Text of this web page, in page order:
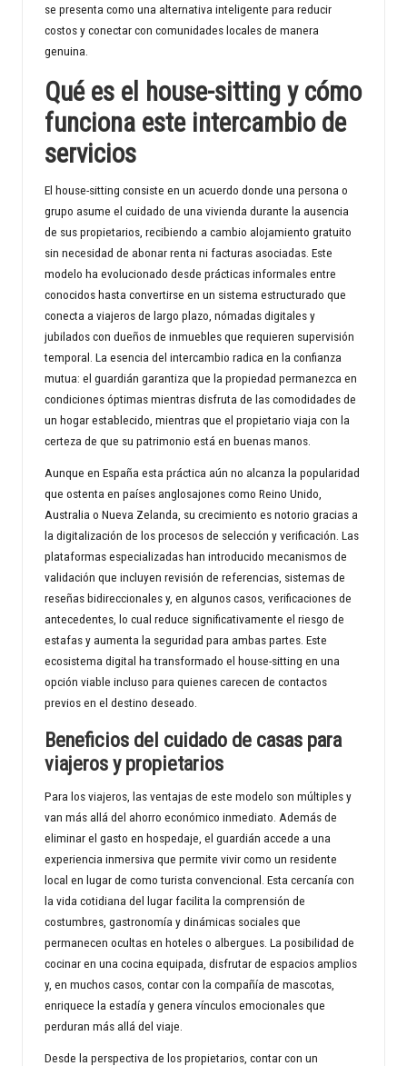
se presenta como una alternativa inteligente para reducir
costos y conectar con comunidades locales de manera
genuina.
Qué es el house-sitting y cómo
funciona este intercambio de
servicios
El house-sitting consiste en un acuerdo donde una persona o
grupo asume el cuidado de una vivienda durante la ausencia
de sus propietarios, recibiendo a cambio alojamiento gratuito
sin necesidad de abonar renta ni facturas asociadas. Este
modelo ha evolucionado desde prácticas informales entre
conocidos hasta convertirse en un sistema estructurado que
conecta a viajeros de largo plazo, nómadas digitales y
jubilados con dueños de inmuebles que requieren supervisión
temporal. La esencia del intercambio radica en la confianza
mutua: el guardián garantiza que la propiedad permanezca en
condiciones óptimas mientras disfruta de las comodidades de
un hogar establecido, mientras que el propietario viaja con la
certeza de que su patrimonio está en buenas manos.
Aunque en España esta práctica aún no alcanza la popularidad
que ostenta en países anglosajones como Reino Unido,
Australia o Nueva Zelanda, su crecimiento es notorio gracias a
la digitalización de los procesos de selección y verificación. Las
plataformas especializadas han introducido mecanismos de
validación que incluyen revisión de referencias, sistemas de
reseñas bidireccionales y, en algunos casos, verificaciones de
antecedentes, lo cual reduce significativamente el riesgo de
estafas y aumenta la seguridad para ambas partes. Este
ecosistema digital ha transformado el house-sitting en una
opción viable incluso para quienes carecen de contactos
previos en el destino deseado.
Beneficios del cuidado de casas para
viajeros y propietarios
Para los viajeros, las ventajas de este modelo son múltiples y
van más allá del ahorro económico inmediato. Además de
eliminar el gasto en hospedaje, el guardián accede a una
experiencia inmersiva que permite vivir como un residente
local en lugar de como turista convencional. Esta cercanía con
la vida cotidiana del lugar facilita la comprensión de
costumbres, gastronomía y dinámicas sociales que
permanecen ocultas en hoteles o albergues. La posibilidad de
cocinar en una cocina equipada, disfrutar de espacios amplios
y, en muchos casos, contar con la compañía de mascotas,
enriquece la estadía y genera vínculos emocionales que
perduran más allá del viaje.
Desde la perspectiva de los propietarios, contar con un